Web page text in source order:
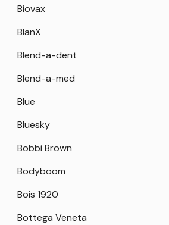
Biovax
BlanX
Blend-a-dent
Blend-a-med
Blue
Bluesky
Bobbi Brown
Bodyboom
Bois 1920
Bottega Veneta